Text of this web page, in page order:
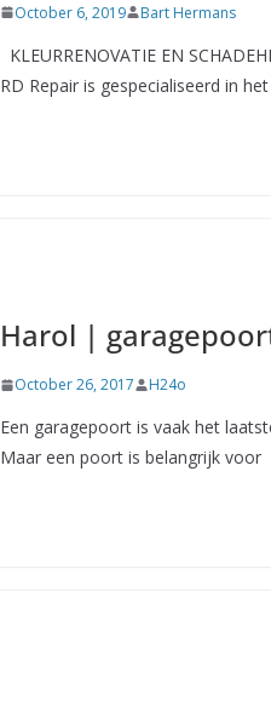
October 6, 2019 Bart Hermans
KLEURRENOVATIE EN
RD Repair is gespecialiseerd in
Harol |
October 26, 2017 H24o
Een garagepoort is vaak het
Maar een poort is belangrijk voor